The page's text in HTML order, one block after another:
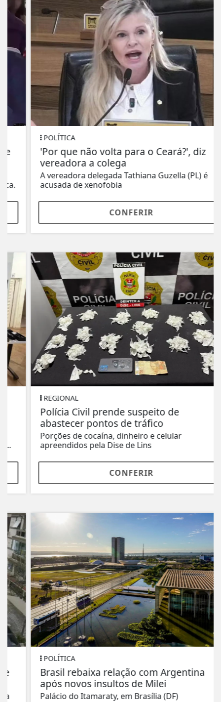
POLÍTICA
'Por que não volta para o Ceará?', diz
vereadora a colega
A vereadora delegada Tathiana Guzella (PL) é
acusada de xenofobia
CONFERIR
REGIONAL
Polícia Civil prende suspeito de
abastecer pontos de tráfico
Porções de cocaína, dinheiro e celular
apreendidos pela Dise de Lins
CONFERIR
POLÍTICA
Brasil rebaixa relação com Argentina
após novos insultos de Milei
Palácio do Itamaraty, em Brasília (DF)